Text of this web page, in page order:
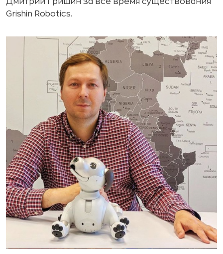
Grishin Robotics.